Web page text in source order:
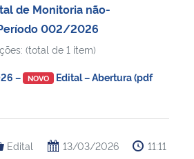
Regional
e dos Direitos Humanos
de Monitoria não-
002/2026
(total de 1 item)
– NOVO Edital – Abertura (pdf
Edital 13/03/2026 11:11